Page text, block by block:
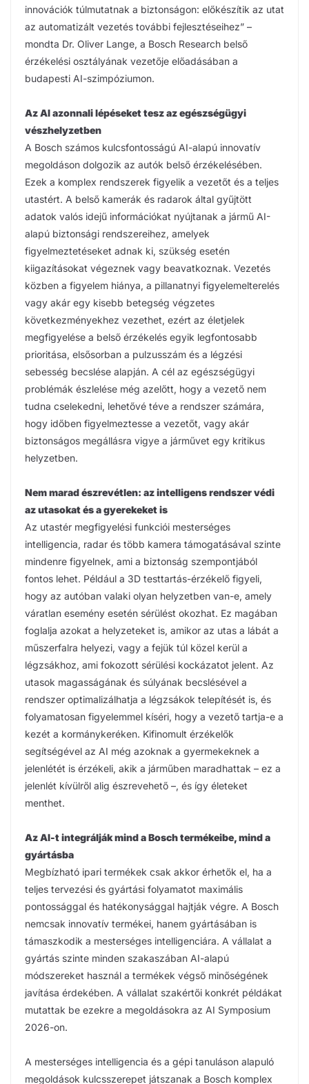
innovációk túlmutatnak a biztonságon: előkészítik az utat
az automatizált vezetés további fejlesztéseihez” –
mondta Dr. Oliver Lange, a Bosch Research belső
érzékelési osztályának vezetője előadásában a
budapesti AI-szimpóziumon.
Az AI azonnali lépéseket tesz az egészségügyi
vészhelyzetben
A Bosch számos kulcsfontosságú AI-alapú innovatív
megoldáson dolgozik az autók belső érzékelésében.
Ezek a komplex rendszerek figyelik a vezetőt és a teljes
utastért. A belső kamerák és radarok által gyűjtött
adatok valós idejű információkat nyújtanak a jármű AI-
alapú biztonsági rendszereihez, amelyek
figyelmeztetéseket adnak ki, szükség esetén
kiigazításokat végeznek vagy beavatkoznak. Vezetés
közben a figyelem hiánya, a pillanatnyi figyelemelterelés
vagy akár egy kisebb betegség végzetes
következményekhez vezethet, ezért az életjelek
megfigyelése a belső érzékelés egyik legfontosabb
prioritása, elsősorban a pulzusszám és a légzési
sebesség becslése alapján. A cél az egészségügyi
problémák észlelése még azelőtt, hogy a vezető nem
tudna cselekedni, lehetővé téve a rendszer számára,
hogy időben figyelmeztesse a vezetőt, vagy akár
biztonságos megállásra vigye a járművet egy kritikus
helyzetben.
Nem marad észrevétlen: az intelligens rendszer védi
az utasokat és a gyerekeket is
Az utastér megfigyelési funkciói mesterséges
intelligencia, radar és több kamera támogatásával szinte
mindenre figyelnek, ami a biztonság szempontjából
fontos lehet. Például a 3D testtartás-érzékelő figyeli,
hogy az autóban valaki olyan helyzetben van-e, amely
váratlan esemény esetén sérülést okozhat. Ez magában
foglalja azokat a helyzeteket is, amikor az utas a lábát a
műszerfalra helyezi, vagy a fejük túl közel kerül a
légzsákhoz, ami fokozott sérülési kockázatot jelent. Az
utasok magasságának és súlyának becslésével a
rendszer optimalizálhatja a légzsákok telepítését is, és
folyamatosan figyelemmel kíséri, hogy a vezető tartja-e a
kezét a kormánykeréken. Kifinomult érzékelők
segítségével az AI még azoknak a gyermekeknek a
jelenlétét is érzékeli, akik a járműben maradhattak – ez a
jelenlét kívülről alig észrevehető –, és így életeket
menthet.
Az AI-t integrálják mind a Bosch termékeibe, mind a
gyártásba
Megbízható ipari termékek csak akkor érhetők el, ha a
teljes tervezési és gyártási folyamatot maximális
pontossággal és hatékonysággal hajtják végre. A Bosch
nemcsak innovatív termékei, hanem gyártásában is
támaszkodik a mesterséges intelligenciára. A vállalat a
gyártás szinte minden szakaszában AI-alapú
módszereket használ a termékek végső minőségének
javítása érdekében. A vállalat szakértői konkrét példákat
mutattak be ezekre a megoldásokra az AI Symposium
2026-on.
A mesterséges intelligencia és a gépi tanuláson alapuló
megoldások kulcsszerepet játszanak a Bosch komplex